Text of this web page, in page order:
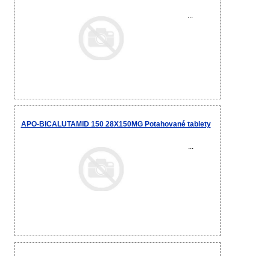
...
APO-BICALUTAMID 150 28X150MG Potahované tablety
...